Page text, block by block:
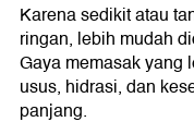
Karena sedikit atau
ringan, lebih mudah
Gaya memasak yang
usus, hidrasi, dan
panjang.